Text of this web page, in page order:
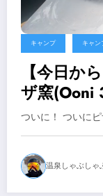
キャンプ キャン
【今日か
ザ窯(Ooni
ザを焼い
ーブン】
ついに！ ついに
温泉しゃぶしゃ